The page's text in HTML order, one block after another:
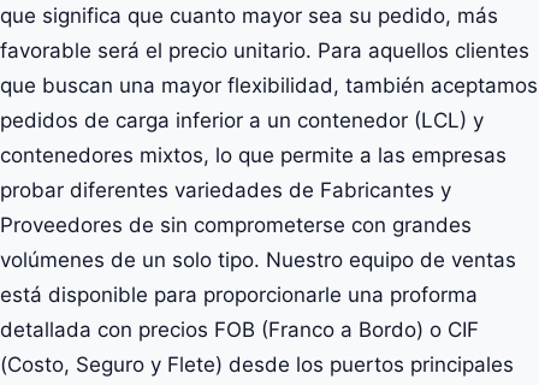
que significa que cuanto mayor sea su pedido, más
favorable será el precio unitario. Para aquellos clientes
que buscan una mayor flexibilidad, también aceptamos
pedidos de carga inferior a un contenedor (LCL) y
contenedores mixtos, lo que permite a las empresas
probar diferentes variedades de Fabricantes y
Proveedores de sin comprometerse con grandes
volúmenes de un solo tipo. Nuestro equipo de ventas
está disponible para proporcionarle una proforma
detallada con precios FOB (Franco a Bordo) o CIF
(Costo, Seguro y Flete) desde los puertos principales